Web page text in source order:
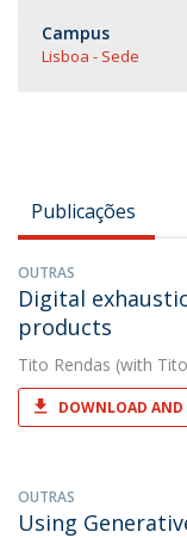
Campus
Lisboa - Sede
Publicações
OUTRAS
Digital
products
Tito Rendas (with
DOWNLOAD AND
OUTRAS
Using